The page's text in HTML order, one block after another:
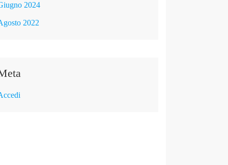
2024
2022